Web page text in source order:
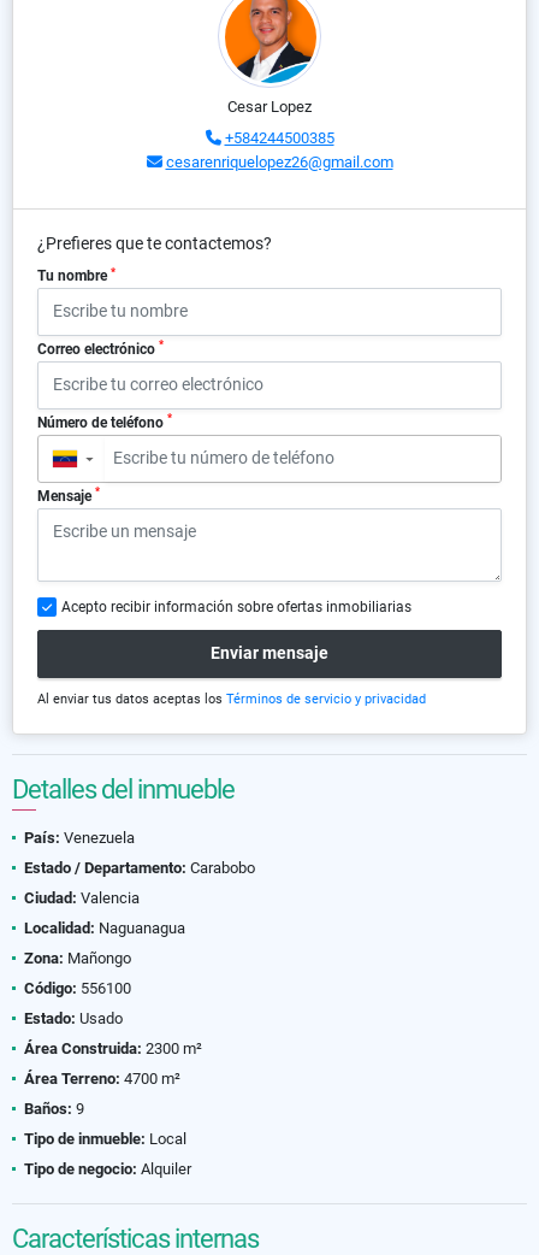
Cesar Lopez
+584244500385
cesarenriquelopez26@gmail.com
¿Prefieres que te contactemos?
Tu nombre *
Correo electrónico *
Número de teléfono *
▼
Mensaje *
Acepto recibir información sobre ofertas inmobiliarias
Enviar mensaje
Al enviar tus datos aceptas los Términos de servicio y privacidad
Detalles del inmueble
País: Venezuela
Estado / Departamento: Carabobo
Ciudad: Valencia
Localidad: Naguanagua
Zona: Mañongo
Código: 556100
Estado: Usado
Área Construida: 2300 m²
Área Terreno: 4700 m²
Baños: 9
Tipo de inmueble: Local
Tipo de negocio: Alquiler
Características internas